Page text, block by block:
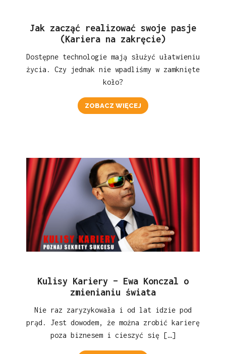
Jak zacząć realizować swoje pasje
(Kariera na zakręcie)
Dostępne technologie mają służyć ułatwieniu
życia. Czy jednak nie wpadliśmy w zamknięte
koło?
ZOBACZ WIĘCEJ
Kulisy Kariery – Ewa Konczal o
zmienianiu świata
Nie raz zaryzykowała i od lat idzie pod
prąd. Jest dowodem, że można zrobić karierę
poza biznesem i cieszyć się […]